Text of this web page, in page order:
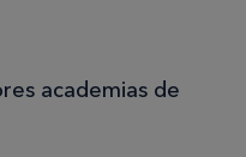
academias de